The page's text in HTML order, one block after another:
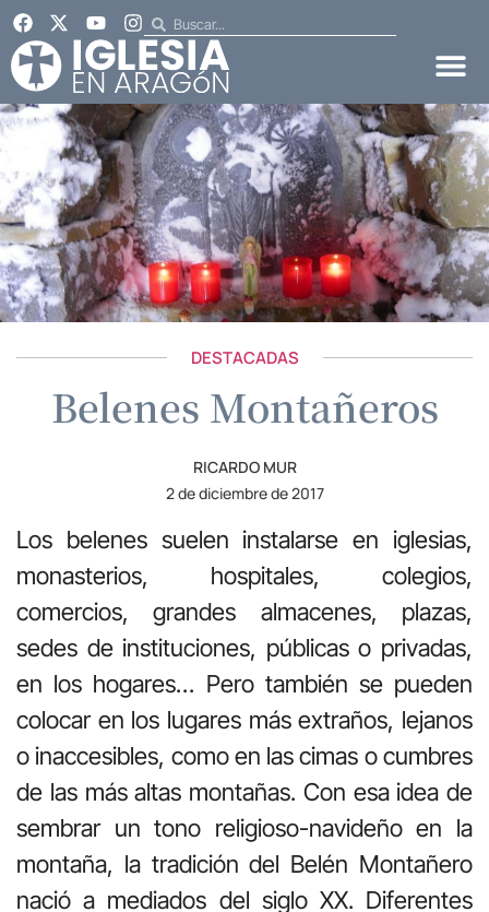
DESTACADAS
Belenes Montañeros
RICARDO MUR
2 de diciembre de 2017
Los belenes suelen instalarse en iglesias,
monasterios, hospitales, colegios,
comercios, grandes almacenes, plazas,
sedes de instituciones, públicas o privadas,
en los hogares… Pero también se pueden
colocar en los lugares más extraños, lejanos
o inaccesibles, como en las cimas o cumbres
de las más altas montañas. Con esa idea de
sembrar un tono religioso-navideño en la
montaña, la tradición del Belén Montañero
nació a mediados del siglo XX. Diferentes